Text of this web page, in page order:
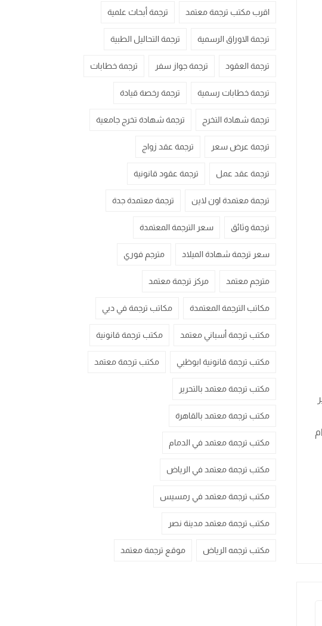
اقرب مكتب ترجمة معتمد ترجمة أبحاث علمية
ترجمة الاوراق الرسمية ترجمة التحاليل الطبية
ترجمة العقود ترجمة جواز سفر ترجمة خطابات
ترجمة خطابات رسمية ترجمة رخصة قيادة
ترجمة شهادة التخرج ترجمة شهادة تخرج جامعية
ترجمة عرض سعر ترجمة عقد زواج
ترجمة عقد عمل ترجمة عقود قانونية
ترجمة معتمدة اون لاين ترجمة معتمدة جدة
ترجمة وثائق سعر الترجمة المعتمدة
سعر ترجمة شهادة الميلاد مترجم فوري
مترجم معتمد مركز ترجمة معتمد
مكاتب الترجمة المعتمدة مكاتب ترجمة في دبي
مكتب ترجمة أسباني معتمد مكتب ترجمة قانونية
مكتب ترجمة قانونية ابوظبي مكتب ترجمة معتمد
مكتب ترجمة معتمد بالتحرير
مكتب ترجمة معتمد بالقاهرة
مكتب ترجمة معتمد في الدمام
مكتب ترجمة معتمد في الرياض
مكتب ترجمة معتمد في رمسيس
مكتب ترجمة معتمد مدينة نصر
مكتب ترجمه الرياض موقع ترجمة معتمد